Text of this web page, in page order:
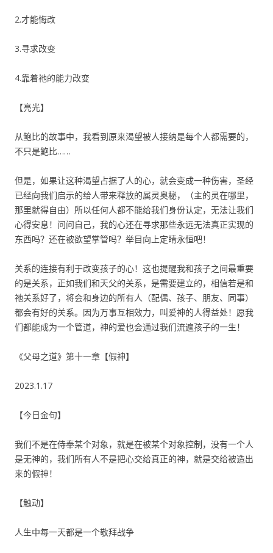
2.才能悔改
3.寻求改变
4.靠着祂的能力改变
【亮光】
从鲍比的故事中，我看到原来渴望被人接纳是每个人都需要的，
不只是鲍比……
但是，如果让这种渴望占据了人的心，就会变成一种伤害，圣经
已经向我们启示的给人带来释放的属灵奥秘，（主的灵在哪里，
那里就得自由）所以任何人都不能给我们身份认定，无法让我们
心得安息！问问自己，我的心还在寻求那些永远无法真正实现的
东西吗？还在被欲望掌管吗？举目向上定睛永恒吧！
关系的连接有利于改变孩子的心！这也提醒我和孩子之间最重要
的是关系，正如我们和天父的关系，是需要建立的，相信若是和
祂关系好了，将会和身边的所有人（配偶、孩子、朋友、同事）
都会有好的关系。因为万事互相效力，叫爱神的人得益处！愿我
们都能成为一个管道，神的爱也会通过我们流遍孩子的一生！
《父母之道》第十一章【假神】
2023.1.17
【今日金句】
我们不是在侍奉某个对象，就是在被某个对象控制，没有一个人
是无神的，我们所有人不是把心交给真正的神，就是交给被造出
来的假神！
【触动】
人生中每一天都是一个敬拜战争